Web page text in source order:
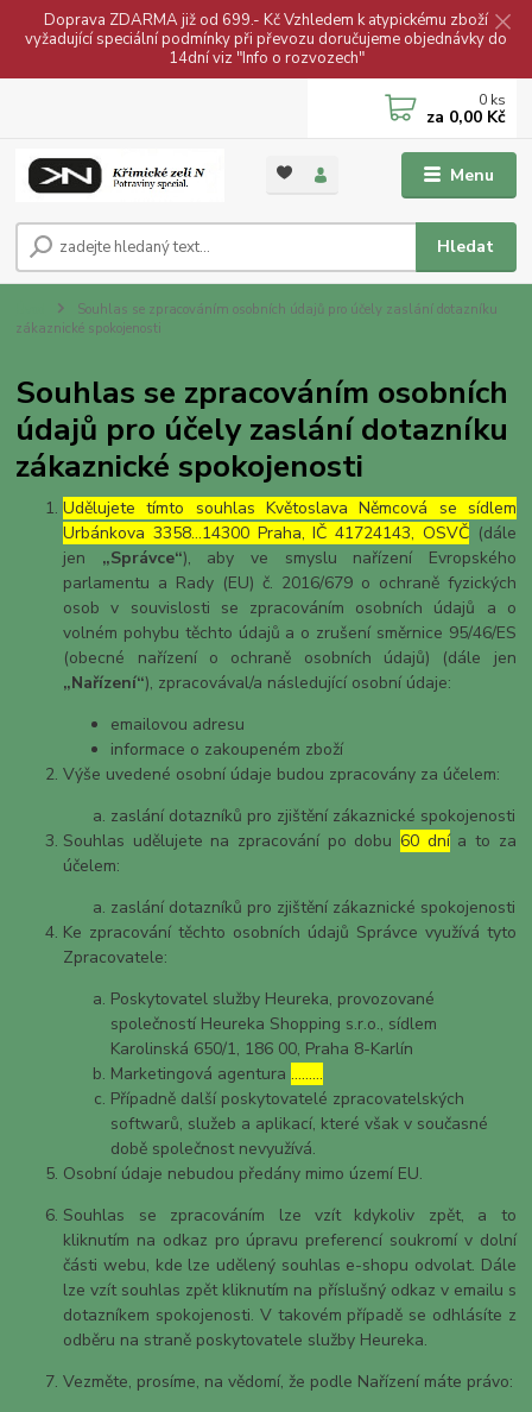
Doprava ZDARMA již od 699.- Kč Vzhledem k atypickému zboží
vyžadující speciální podmínky při převozu doručujeme objednávky do
14dní viz "Info o rozvozech"
Menu
Hledat
0 ks
za 0,00 Kč
Souhlas se zpracováním osobních údajů pro účely zaslání dotazníku
zákaznické spokojenosti
Souhlas se zpracováním osobních
údajů pro účely zaslání dotazníku
zákaznické spokojenosti
Udělujete tímto souhlas Květoslava Němcová se sídlem
Urbánkova 3358…14300 Praha, IČ 41724143, OSVČ (dále
jen „Správce“), aby ve smyslu nařízení Evropského
parlamentu a Rady (EU) č. 2016/679 o ochraně fyzických
osob v souvislosti se zpracováním osobních údajů a o
volném pohybu těchto údajů a o zrušení směrnice 95/46/ES
(obecné nařízení o ochraně osobních údajů) (dále jen
„Nařízení“), zpracovával/a následující osobní údaje:
emailovou adresu
informace o zakoupeném zboží
Výše uvedené osobní údaje budou zpracovány za účelem:
zaslání dotazníků pro zjištění zákaznické spokojenosti
Souhlas udělujete na zpracování po dobu60 dnía to za
účelem:
zaslání dotazníků pro zjištění zákaznické spokojenosti
Ke zpracování těchto osobních údajů Správce využívá tyto
Zpracovatele:
Poskytovatel služby Heureka, provozované
společností Heureka Shopping s.r.o., sídlem
Karolinská 650/1, 186 00, Praha 8-Karlín
Marketingová agentura………
Případně další poskytovatelé zpracovatelských
softwarů, služeb a aplikací, které však v současné
době společnost nevyužívá.
Osobní údaje nebudou předány mimo území EU.
Souhlas se zpracováním lze vzít kdykoliv zpět, a to
kliknutím na odkaz pro úpravu preferencí soukromí v dolní
části webu, kde lze udělený souhlas e-shopu odvolat. Dále
lze vzít souhlas zpět kliknutím na příslušný odkaz v emailu s
dotazníkem spokojenosti. V takovém případě se odhlásíte z
odběru na straně poskytovatele služby Heureka.
Vezměte, prosíme, na vědomí, že podle Nařízení máte právo: